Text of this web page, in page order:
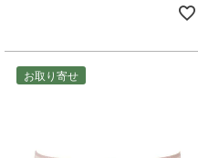
お取り寄せ